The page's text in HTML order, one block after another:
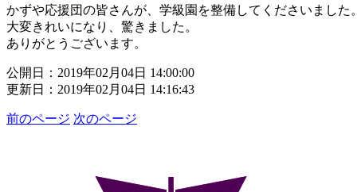
かずや応援団の皆さんが、学級園を整備してくださいました
大変きれいになり、驚きました。
ありがとうございます。
公開日：2019年02月04日 14:00:00
更新日：2019年02月04日 14:16:43
前のページ 次のページ